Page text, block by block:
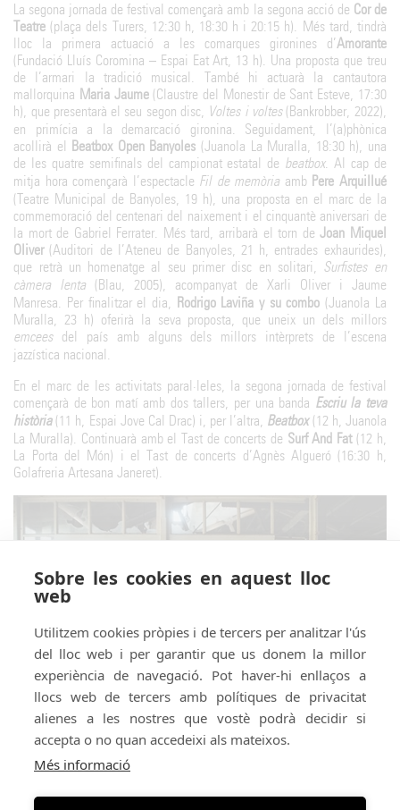
La segona jornada de festival començarà amb la segona acció de Cor de
Teatre (plaça dels Turers, 12:30 h, 18:30 h i 20:15 h). Més tard, tindrà
lloc la primera actuació a les comarques gironines d’Amorante
(Fundació Lluís Coromina – Espai Eat Art, 13 h). Una proposta que treu
de l’armari la tradició musical. També hi actuarà la cantautora
mallorquina Maria Jaume(Claustre del Monestir de Sant Esteve, 17:30
h), que presentarà el seu segon disc, Voltes i voltes(Bankrobber, 2022),
en primícia a la demarcació gironina. Seguidament, l’(a)phònica
acollirà el
Beatbox Open Banyoles (Juanola La Muralla, 18:30 h), una
de les quatre semifinals del campionat estatal de beatbox. Al cap de
mitja hora començarà l’espectacle Fil de memòria amb Pere Arquillué
(Teatre Municipal de Banyoles, 19 h), una proposta en el marc de la
commemoració del centenari del naixement i el cinquantè aniversari de
la mort de Gabriel Ferrater. Més tard, arribarà el torn deJoan Miquel
Oliver(Auditori de l’Ateneu de Banyoles, 21 h, entrades exhaurides),
que retrà un homenatge al seu primer disc en solitari, Surfistes en
càmera lenta (Blau, 2005), acompanyat de Xarli Oliver i Jaume
Manresa. Per finalitzar el dia, Rodrigo Laviña y su combo (Juanola La
Muralla, 23 h) oferirà la seva proposta, que uneix un dels millors
emceesdel país amb alguns dels millors intèrprets de l’escena
jazzística nacional.
En el marc de les activitats paral·leles, la segona jornada de festival
començarà de bon matí amb dos tallers, per una banda Escriu la teva
història(11 h, Espai Jove Cal Drac) i, per l’altra, Beatbox(12 h, Juanola
La Muralla). Continuarà amb el Tast de concerts de Surf And Fat(12 h,
La Porta del Món) i el Tast de concerts d’Agnès Algueró (16:30 h,
Golafreria Artesana Janeret).
Organitza: En conveni amb:
Sobre les cookies en aquest lloc
web
Utilitzem cookies pròpies i de tercers per analitzar l'ús
del lloc web i per garantir que us donem la millor
experiència de navegació. Pot haver-hi enllaços a
llocs web de tercers amb polítiques de privacitat
alienes a les nostres que vostè podrà decidir si
accepta o no quan accedeixi als mateixos.
Més informació